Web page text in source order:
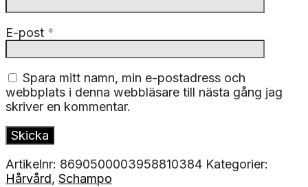
E-post *
Spara mitt namn, min e-postadress och
webbplats i denna webbläsare till nästa gång jag
skriver en kommentar.
Artikelnr: 8690500003958810384 Kategorier:
Hårvård, Schampo